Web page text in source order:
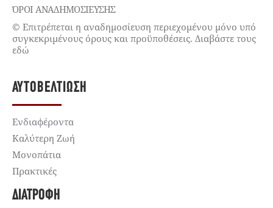
ΌΡΟΙ ΑΝΑΔΗΜΟΣΙΕΥΣΗΣ
© Επιτρέπεται η αναδημοσίευση περιεχομένου μόνο υπό
συγκεκριμένους όρους και προϋποθέσεις. Διαβάστε τους
εδώ
ΑΥΤΟΒΕΛΤΊΩΣΗ
Ενδιαφέροντα
Καλύτερη Ζωή
Μονοπάτια
Πρακτικές
ΔΙΑΤΡΟΦΉ